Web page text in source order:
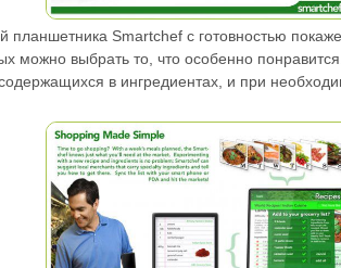
планшетника Smartchef с готовностью
можно выбрать то, что особенно
в ингредиентах, и при